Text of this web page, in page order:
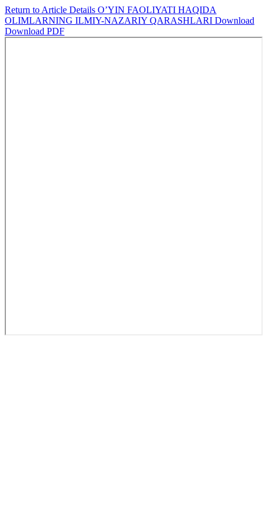
Return to Article Details O’YIN FAOLIYATI HAQIDA
OLIMLARNING ILMIY-NAZARIY QARASHLARI Download
Download PDF